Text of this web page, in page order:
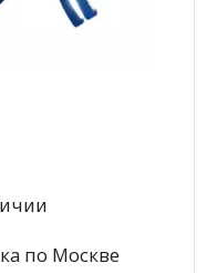
по Москве